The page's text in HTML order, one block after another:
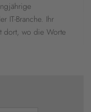
IT-Branche. Ihr
dort, wo die Worte